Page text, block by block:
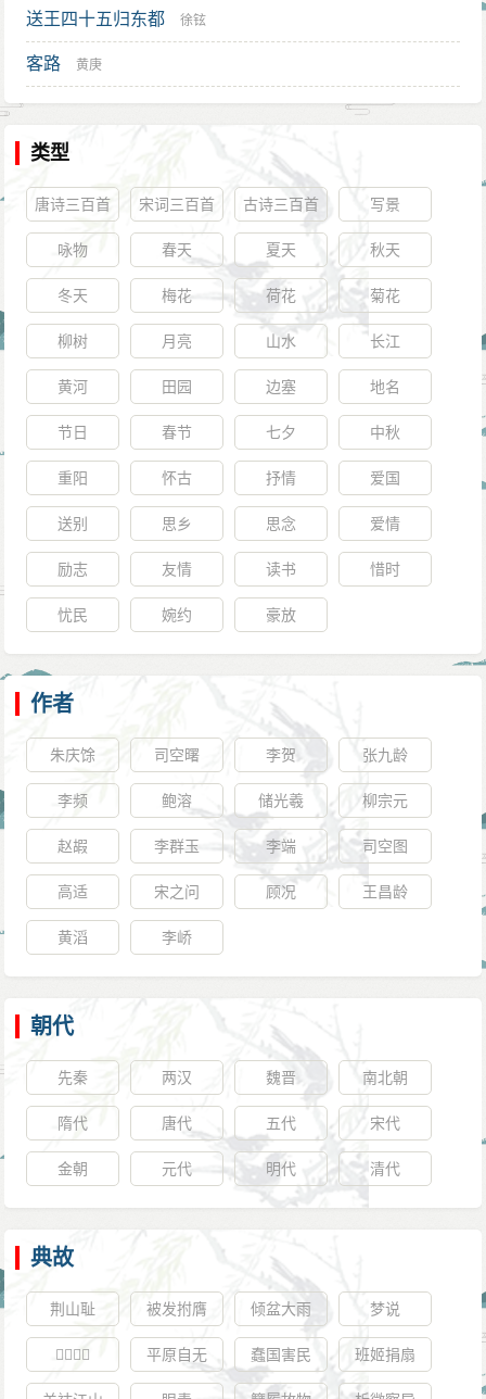
送王四十五归东都 徐铉
客路 黄庚
类型
唐诗三百首 宋词三百首 古诗三百首 写景
咏物 春天 夏天 秋天
冬天 梅花 荷花 菊花
柳树 月亮 山水 长江
黄河 田园 边塞 地名
节日 春节 七夕 中秋
重阳 怀古 抒情 爱国
送别 思乡 思念 爱情
励志 友情 读书 惜时
忧民 婉约 豪放
作者
朱庆馀 司空曙 李贺 张九龄
李频 鲍溶 储光羲 柳宗元
赵嘏 李群玉 李端 司空图
高适 宋之问 顾况 王昌龄
黄滔 李峤
朝代
先秦 两汉 魏晋 南北朝
隋代 唐代 五代 宋代
金朝 元代 明代 清代
典故
荆山耻 被发拊膺 倾盆大雨 梦说
𧮪言𧮪语 平原自无 蠢国害民 班姬捐扇